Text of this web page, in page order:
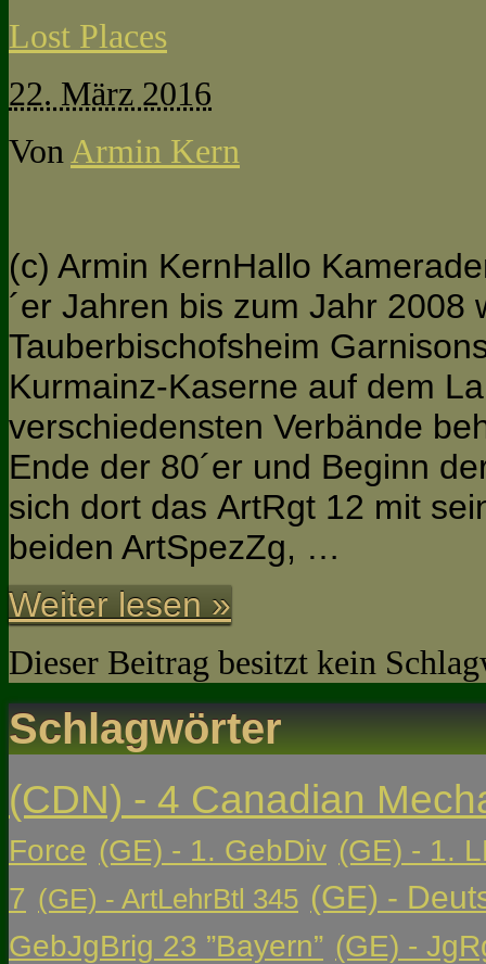
Lost Places
22. März 2016
VonArmin Kern
(c) Armin KernHallo
´er Jahren bis zum Jahr 2008
Tauberbischofsheim
Kurmainz-Kaserne auf dem
verschiedensten Verbände
Ende der 80´er und Beginn
sich dort das ArtRgt 12 mit
beiden ArtSpezZg, …
Weiter lesen »
Dieser Beitrag besitzt kein
Schlagwörter
(CDN) - 4 Canadian
Force (GE) - 1. GebDiv (GE) - 1.
7 (GE) - ArtLehrBtl 345 (GE) -
GebJgBrig 23 ”Bayern” (GE) -